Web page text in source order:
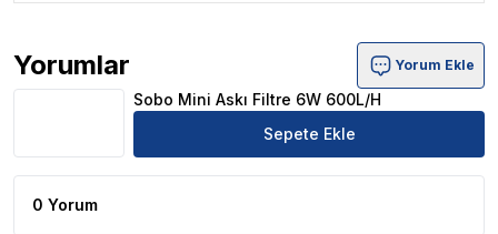
Yorumlar
Sobo Mini Askı Filtre 6W 600L/H Ürün Yorumları
Yorum Ekle
Sobo Mini Askı Filtre 6W 600L/H
Sepete Ekle
0 Yorum